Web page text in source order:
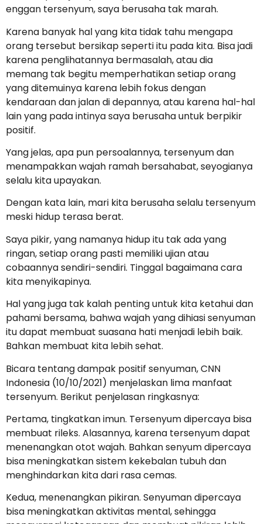
enggan tersenyum, saya berusaha tak marah.
Karena banyak hal yang kita tidak tahu mengapa
orang tersebut bersikap seperti itu pada kita. Bisa jadi
karena penglihatannya bermasalah, atau dia
memang tak begitu memperhatikan setiap orang
yang ditemuinya karena lebih fokus dengan
kendaraan dan jalan di depannya, atau karena hal-hal
lain yang pada intinya saya berusaha untuk berpikir
positif.
Yang jelas, apa pun persoalannya, tersenyum dan
menampakkan wajah ramah bersahabat, seyogianya
selalu kita upayakan.
Dengan kata lain, mari kita berusaha selalu tersenyum
meski hidup terasa berat.
Saya pikir, yang namanya hidup itu tak ada yang
ringan, setiap orang pasti memiliki ujian atau
cobaannya sendiri-sendiri. Tinggal bagaimana cara
kita menyikapinya.
Hal yang juga tak kalah penting untuk kita ketahui dan
pahami bersama, bahwa wajah yang dihiasi senyuman
itu dapat membuat suasana hati menjadi lebih baik.
Bahkan membuat kita lebih sehat.
Bicara tentang dampak positif senyuman, CNN
Indonesia (10/10/2021) menjelaskan lima manfaat
tersenyum. Berikut penjelasan ringkasnya:
Pertama, tingkatkan imun. Tersenyum dipercaya bisa
membuat rileks. Alasannya, karena tersenyum dapat
menenangkan otot wajah. Bahkan senyum dipercaya
bisa meningkatkan sistem kekebalan tubuh dan
menghindarkan kita dari rasa cemas.
Kedua, menenangkan pikiran. Senyuman dipercaya
bisa meningkatkan aktivitas mental, sehingga